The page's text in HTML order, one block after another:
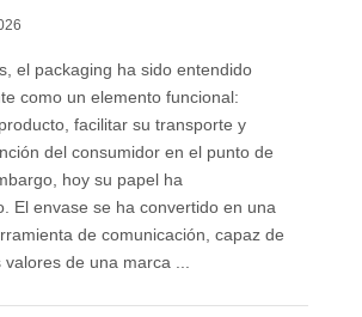
el packaging ha sido entendido
como un elemento funcional:
facilitar su transporte y
del consumidor en el punto de
hoy su papel ha
El envase se ha convertido en una
de comunicación, capaz de
de una marca ...